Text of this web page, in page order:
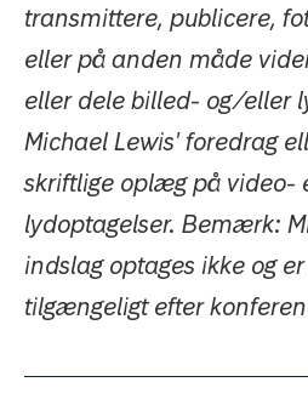
transmittere, publicere,
eller på anden måde
eller dele billed- og/eller
Michael Lewis' foredrag
skriftlige oplæg på video-
lydoptagelser. Bemærk:
indslag optages ikke og
tilgængeligt efter